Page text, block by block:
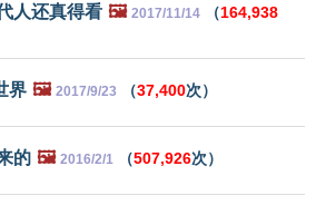
人还真得看 🖼️ 2017/11/14 （164,938
界 🖼️ 2017/9/23 （37,400次）
的 🖼️ 2016/2/1 （507,926次）